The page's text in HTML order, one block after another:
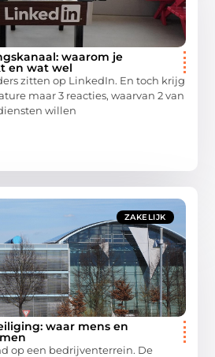
waarom je
en wat wel
zitten op LinkedIn. En toch krijg
maar 3 reacties, waarvan 2 van
willen
ZAKELIJK
waar mens en
op een bedrijventerrein. De